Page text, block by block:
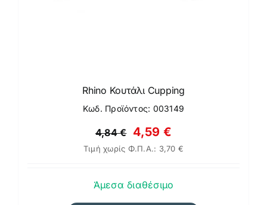
Rhino Κουτάλι Cupping
Κωδ. Προϊόντος: 003149
4,84€ Original
price
4,84 €.
4,59 €
τρέχουσα
είναι:
Τιμή χωρίς Φ.Π.Α.: 3,70 €
Άμεσα διαθέσιμο